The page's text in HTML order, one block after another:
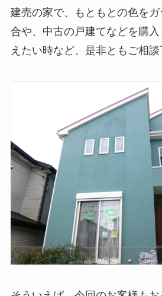
建売の家で、もともとの色を
合や、中古の戸建てなどを購
えたい時など、是非ともご相談